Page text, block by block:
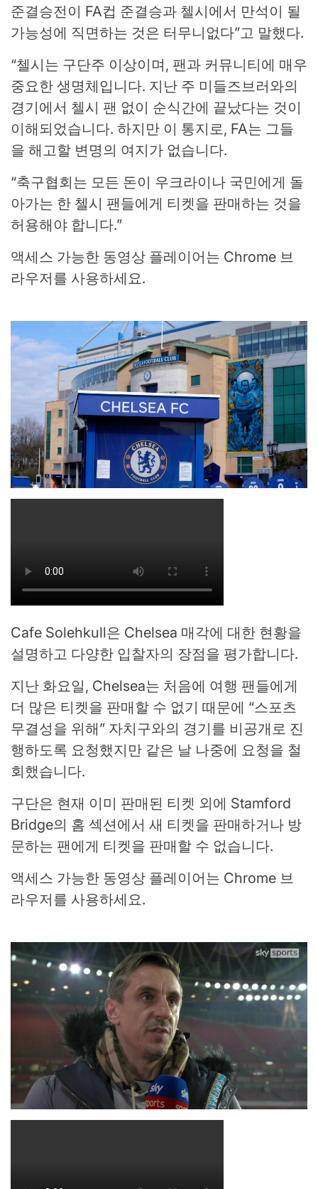
준결승전이 FA컵 준결승과 첼시에서 만석이 될
가능성에 직면하는 것은 터무니없다”고 말했다.
“첼시는 구단주 이상이며, 팬과 커뮤니티에 매우
중요한 생명체입니다. 지난 주 미들즈브러와의
경기에서 첼시 팬 없이 순식간에 끝났다는 것이
이해되었습니다. 하지만 이 통지로, FA는 그들
을 해고할 변명의 여지가 없습니다.
“축구협회는 모든 돈이 우크라이나 국민에게 돌
아가는 한 첼시 팬들에게 티켓을 판매하는 것을
허용해야 합니다.”
액세스 가능한 동영상 플레이어는 Chrome 브
라우저를 사용하세요.
Cafe Solehkull은 Chelsea 매각에 대한 현황을
설명하고 다양한 입찰자의 장점을 평가합니다.
지난 화요일, Chelsea는 처음에 여행 팬들에게
더 많은 티켓을 판매할 수 없기 때문에 “스포츠
무결성을 위해” 자치구와의 경기를 비공개로 진
행하도록 요청했지만 같은 날 나중에 요청을 철
회했습니다.
구단은 현재 이미 판매된 티켓 외에 Stamford
Bridge의 홈 섹션에서 새 티켓을 판매하거나 방
문하는 팬에게 티켓을 판매할 수 없습니다.
액세스 가능한 동영상 플레이어는 Chrome 브
라우저를 사용하세요.